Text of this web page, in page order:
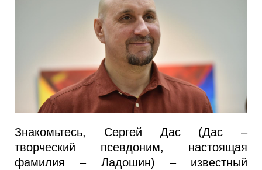
Знакомьтесь, Сергей Дас (Дас –
творческий псевдоним, настоящая
фамилия – Ладошин) – известный